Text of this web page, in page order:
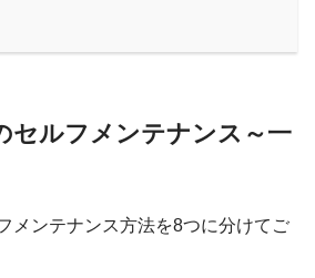
セルフメンテナンス～一
メンテナンス方法を8つに分けてご